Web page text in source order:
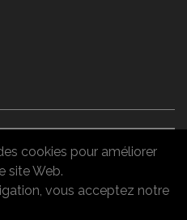
nos
cookies pour améliorer
site Web.
vous acceptez notre